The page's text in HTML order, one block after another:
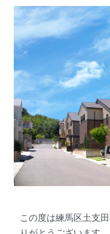
この度は練馬区土支